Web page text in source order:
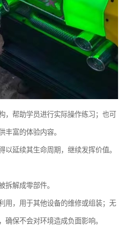
，帮助学员进行实际操作练习；也可
丰富的体验内容。
以延续其生命周期，继续发挥价值。
拆解成零部件。
用，用于其他设备的维修或组装；无
确保不会对环境造成负面影响。